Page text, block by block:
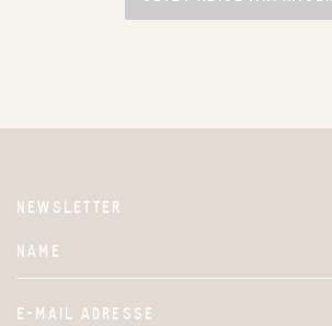
NEWSLETTER
NAME
E-MAIL ADRESSE